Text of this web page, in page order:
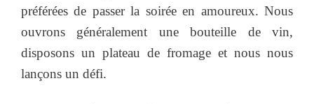
préférées de passer la soirée en amoureux. Nous
ouvrons généralement une bouteille de vin,
disposons un plateau de fromage et nous nous
lançons un défi.